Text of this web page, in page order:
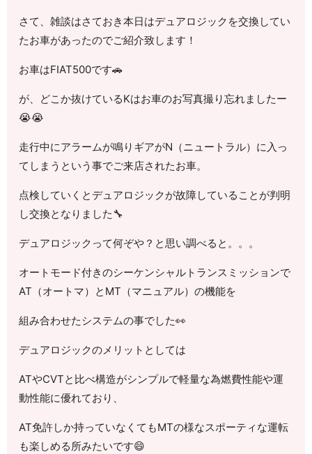
さて、雑談はさておき本日はデュアロジックを交換してい
たお車があったのでご紹介致します！
お車はFIAT500です🚗
が、どこか抜けているKはお車のお写真撮り忘れましたー
😭😭
走行中にアラームが鳴りギアがN（ニュートラル）に入っ
てしまうという事でご来店されたお車。
点検していくとデュアロジックが故障していることが判明
し交換となりました🔧
デュアロジックって何ぞや？と思い調べると。。。
オートモード付きのシーケンシャルトランスミッションで
AT（オートマ）とMT（マニュアル）の機能を
組み合わせたシステムの事でした👀
デュアロジックのメリットとしては
ATやCVTと比べ構造がシンプルで軽量な為燃費性能や運
動性能に優れており、
AT免許しか持っていなくてもMTの様なスポーティな運転
も楽しめる所みたいです😄